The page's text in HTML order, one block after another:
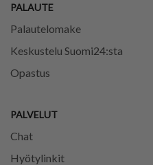
PALAUTE
Palautelomake
Keskustelu Suomi24:sta
Opastus
PALVELUT
Chat
Hyötylinkit